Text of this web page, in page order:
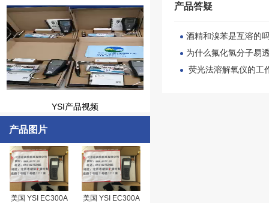
YSI产品视频
产品图片
美国 YSI EC300A
美国 YSI EC300A
产品答疑
酒精和溴苯是互溶的
为什么氟化氢分子易
荧光法溶解氧仪的工